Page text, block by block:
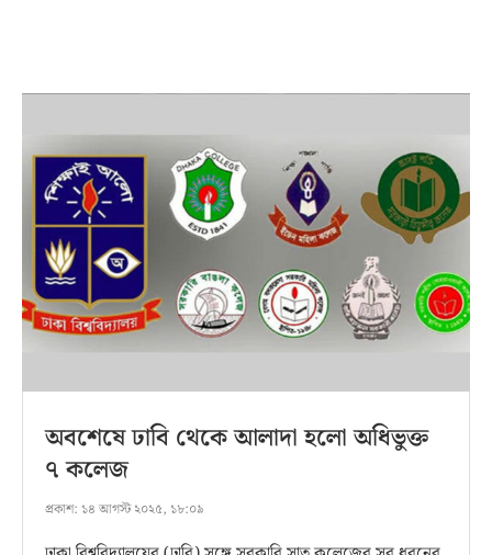
অবশেষে ঢাবি থেকে আলাদা হলো অধিভুক্ত
৭ কলেজ
প্রকাশ: ১৪ আগস্ট ২০২৫, ১৮:০৯